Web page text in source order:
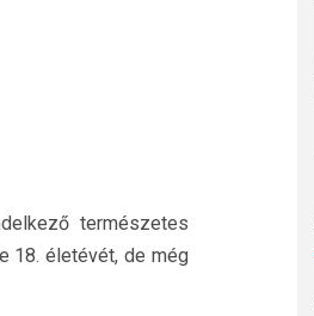
természetes
18. életévét, de még